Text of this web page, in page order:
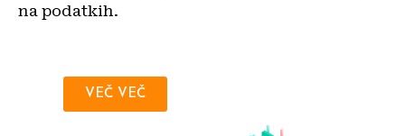
na podatkih.
VEČ VEČ